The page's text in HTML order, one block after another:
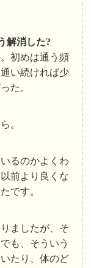
解消した?
初めは通う頻
い続ければ少
た。
。
るのかよくわ
前より良くな
です。
ましたが、そ
も、そういう
たり、体のど